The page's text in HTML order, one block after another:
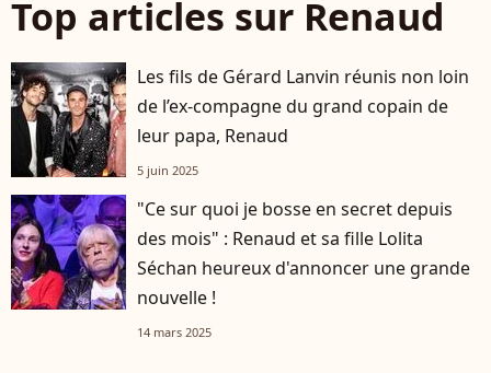
Top articles sur Renaud
Les fils de Gérard Lanvin réunis non loin
de l’ex-compagne du grand copain de
leur papa, Renaud
5 juin 2025
"Ce sur quoi je bosse en secret depuis
des mois" : Renaud et sa fille Lolita
Séchan heureux d'annoncer une grande
nouvelle !
14 mars 2025